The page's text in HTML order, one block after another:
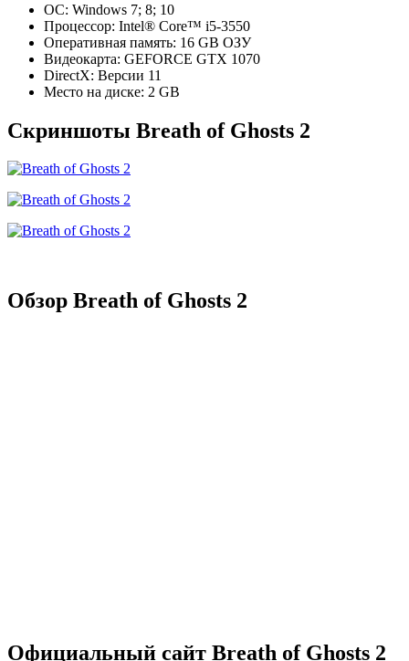
ОС: Windows 7; 8; 10
Процессор: Intel® Core™ i5-3550
Оперативная память: 16 GB ОЗУ
Видеокарта: GEFORCE GTX 1070
DirectX: Версии 11
Место на диске: 2 GB
Скриншоты Breath of Ghosts 2
Обзор Breath of Ghosts 2
Официальный сайт Breath of Ghosts 2